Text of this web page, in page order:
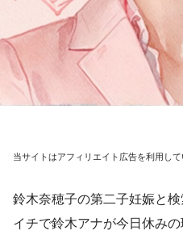
当サイトはアフィリエイト広告を利用して
鈴木奈穂子の第二子妊娠と
イチで鈴木アナが今日休み